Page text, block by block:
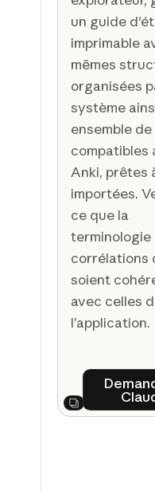
un guide
imprimable
mêmes
organisées
système
ensemble
compatibles
Anki, prêtes
importées.
ce que la
terminologie
corrélations
soient
avec celles
l’application.
Next